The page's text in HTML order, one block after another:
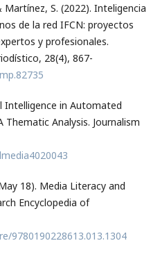
Martínez, S. (2022). Inteligencia
de la red IFCN: proyectos
y profesionales.
28(4), 867-
Intelligence in Automated
Analysis. Journalism
18). Media Literacy and
Encyclopedia of
9780190228613.013.1304